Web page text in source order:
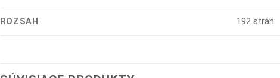
ROZSAH 192 strán